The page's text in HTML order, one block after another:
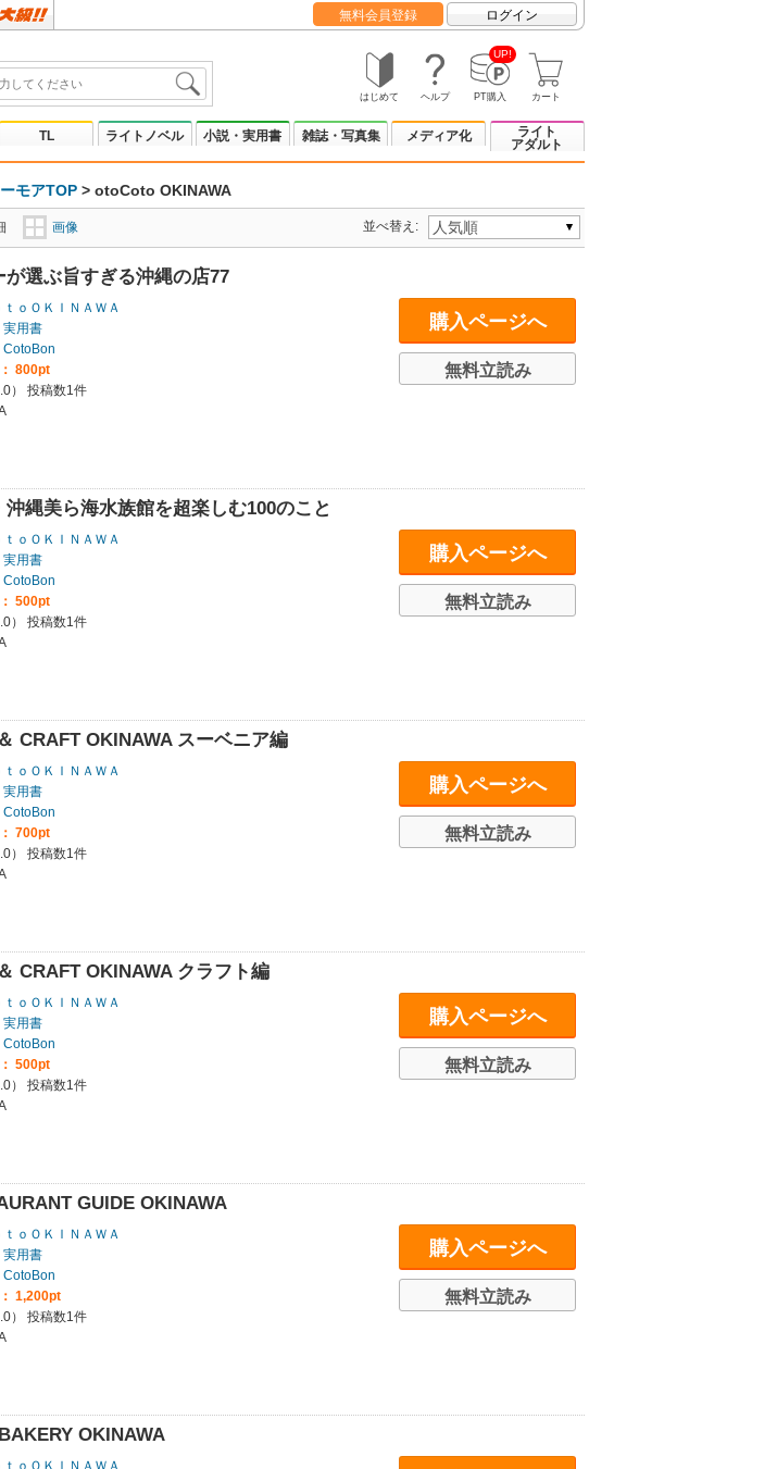
無料会員登録 ログイン
はじめて ヘルプ
UP!
PT購入 カート
TL ライトノベル 小説・実用書 雑誌・写真集 メディア化
ライト
アダルト
モアTOP > otoCoto OKINAWA
画像 並べ替え:
が選ぶ旨すぎる沖縄の店77
ｔｏＯＫＩＮＡＷＡ
実用書
CotoBon
800pt
） 投稿数1件
購入ページへ
無料立読み
縄美ら海水族館を超楽しむ100のこと
ｔｏＯＫＩＮＡＷＡ
実用書
CotoBon
500pt
） 投稿数1件
購入ページへ
無料立読み
CRAFT OKINAWA スーベニア編
ｔｏＯＫＩＮＡＷＡ
実用書
CotoBon
700pt
） 投稿数1件
購入ページへ
無料立読み
CRAFT OKINAWA クラフト編
ｔｏＯＫＩＮＡＷＡ
実用書
CotoBon
500pt
） 投稿数1件
購入ページへ
無料立読み
GUIDE OKINAWA
ｔｏＯＫＩＮＡＷＡ
実用書
CotoBon
1,200pt
） 投稿数1件
購入ページへ
無料立読み
OKINAWA
ｔｏＯＫＩＮＡＷＡ